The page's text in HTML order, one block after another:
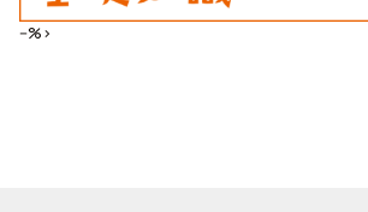
--%>